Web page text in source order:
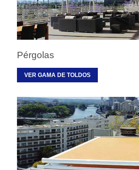
Pérgolas
VER GAMA DE TOLDOS